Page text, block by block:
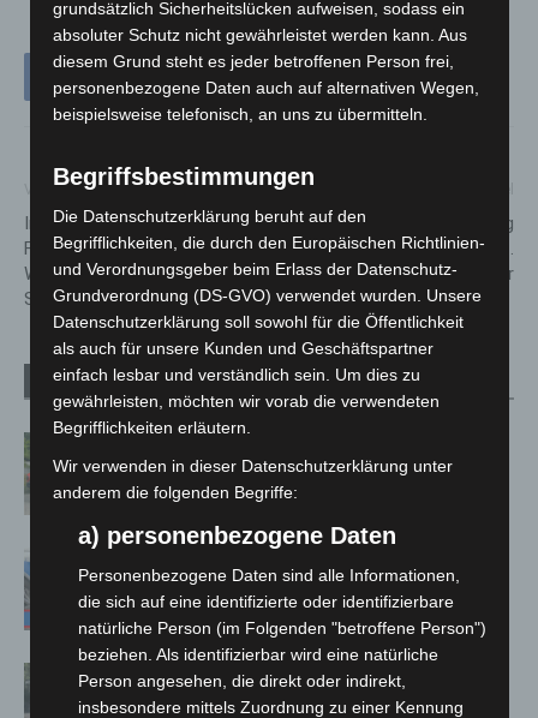
Vorheriger Artikel
Infoveranstaltung am 20.
Februar: Erfahren Sie alles
Wissenswerte zu
Steckersolaranlagen
VHS-Langenhagen: Vortrag
zum Thema Heizung am 21.
Februar
Verwandte Artikel Mehr vom Autor
Notfallsanitäter starten beim Roten
Kreuz
A7 – Polizei sucht Zeugen
Gasleitung bei McDonald’s-Umbau in
Langenhagen beschädigt
grundsätzlich Sicherheitslücken aufweisen, sodass ein
absoluter Schutz nicht gewährleistet werden kann. Aus
diesem Grund steht es jeder betroffenen Person frei,
personenbezogene Daten auch auf alternativen Wegen,
beispielsweise telefonisch, an uns zu übermitteln.
Begriffsbestimmungen
Die Datenschutzerklärung beruht auf den
Begrifflichkeiten, die durch den Europäischen Richtlinien-
und Verordnungsgeber beim Erlass der Datenschutz-
Grundverordnung (DS-GVO) verwendet wurden. Unsere
Datenschutzerklärung soll sowohl für die Öffentlichkeit
als auch für unsere Kunden und Geschäftspartner
einfach lesbar und verständlich sein. Um dies zu
gewährleisten, möchten wir vorab die verwendeten
Begrifflichkeiten erläutern.
Wir verwenden in dieser Datenschutzerklärung unter
anderem die folgenden Begriffe:
a) personenbezogene Daten
Personenbezogene Daten sind alle Informationen,
die sich auf eine identifizierte oder identifizierbare
natürliche Person (im Folgenden "betroffene Person")
beziehen. Als identifizierbar wird eine natürliche
Person angesehen, die direkt oder indirekt,
insbesondere mittels Zuordnung zu einer Kennung